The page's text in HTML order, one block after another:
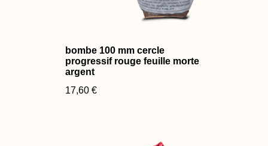
bombe 100 mm cercle
progressif rouge feuille morte
argent
17,60 €